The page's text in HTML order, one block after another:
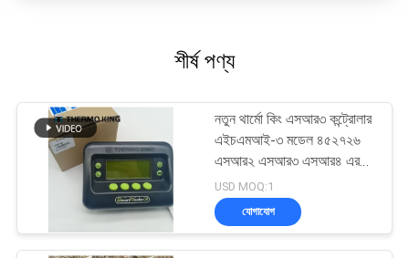
শীর্ষ পণ্য
নতুন থার্মো কিং এসআর৩ কন্ট্রোলার
এইচএমআই-৩ মডেল ৪৫২৭২৬
এসআর২ এসআর৩ এসআর৪ এর
জন্য মেরামত পরিষেবা সহ
USD MOQ:1
যোগাযোগ